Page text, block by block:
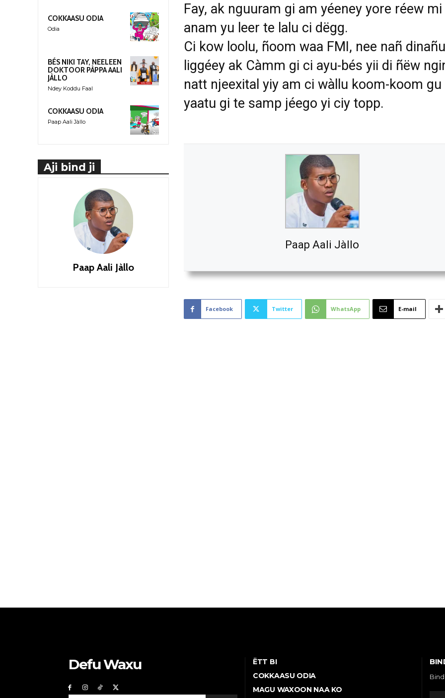
COKKAASU ODIA
Odia
BÉS NIKI TAY, NEELEEN
DOKTOOR PÀPPA AALI
JÀLLO
Ndey Koddu Faal
COKKAASU ODIA
Paap Aali Jàllo
Aji bind ji
Paap Aali Jàllo
Fay, ak nguuram gi am yéeney yore réew
anam yu leer te lalu ci dëgg.
Ci kow loolu, ñoom waa FMI, nee nañ dinañu
liggéey ak Càmm gi ci ayu-bés yii di ñëw
natt njeexital yiy am ci wàllu koom-koom gu
yaatu gi te samp jéego yi ciy topp.
Paap Aali Jàllo
Facebook Twitter WhatsApp E-mail
Defu Waxu
ËTT BI
COKKAASU ODIA
MAGU WAXOON NAA KO